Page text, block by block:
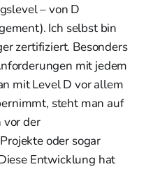
– von D
Ich selbst bin
zertifiziert. Besonders
mit jedem
mit Level D vor allem
steht man auf
vor der
oder sogar
Entwicklung hat